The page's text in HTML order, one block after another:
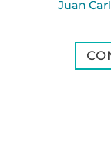
Juan